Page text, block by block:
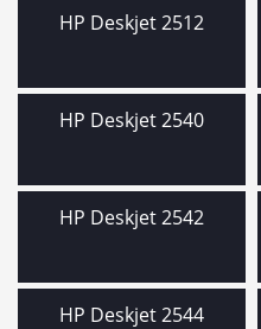
HP Deskjet 2512
HP Deskjet 2540
HP Deskjet 2542
HP Deskjet 2544